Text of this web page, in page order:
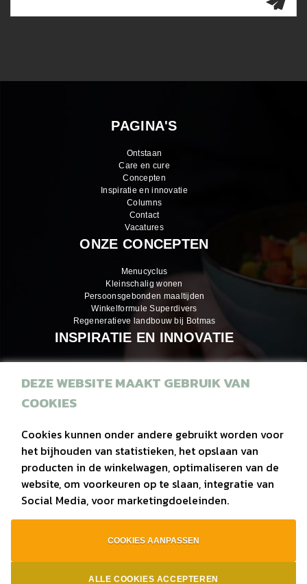
PAGINA'S
Ontstaan
Care en cure
Concepten
Inspiratie en innovatie
Columns
Contact
Vacatures
ONZE CONCEPTEN
Menucyclus
Kleinschalig wonen
Persoonsgebonden maaltijden
Winkelformule Superdivers
Regeneratieve landbouw bij Botmas
INSPIRATIE EN INNOVATIE
Inspiratiemagazines
Duurzaam
Vega(n)
DEZE WEBSITE MAAKT GEBRUIK VAN
COOKIES
Cookies kunnen onder andere gebruikt worden voor
het bijhouden van statistieken, het opslaan van
producten in de winkelwagen, optimaliseren van de
website, om voorkeuren op te slaan, integratie van
Social Media, voor marketingdoeleinden.
COOKIES AANPASSEN
ALLE COOKIES ACCEPTEREN